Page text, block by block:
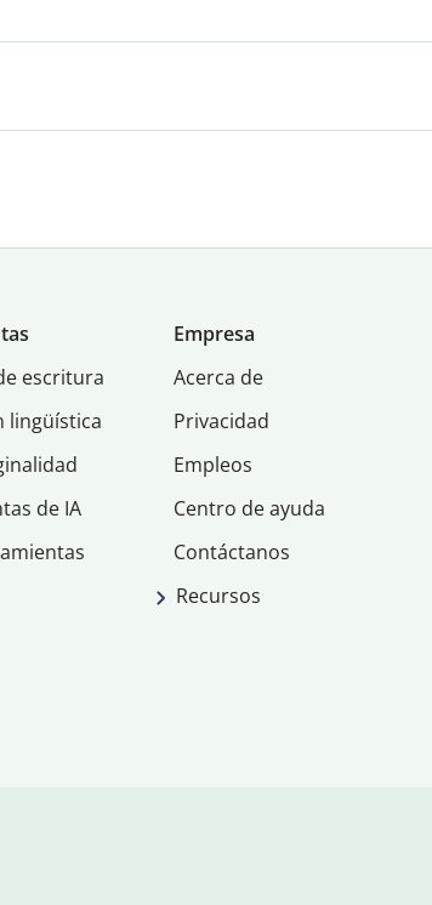
escritura
lingüística
de IA
Empresa
Acerca de
Privacidad
Empleos
Centro de ayuda
Contáctanos
Recursos